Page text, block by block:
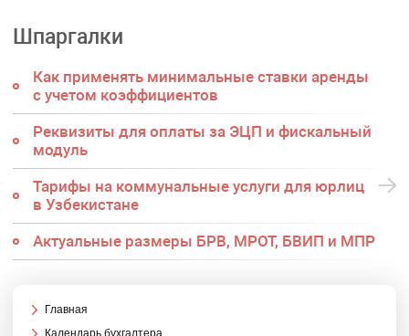
Шпаргалки
Как применять минимальные ставки аренды
с учетом коэффициентов
Реквизиты для оплаты за ЭЦП и фискальный
модуль
Тарифы на коммунальные услуги для юрлиц
в Узбекистане
Актуальные размеры БРВ, МРОТ, БВИП и МПР
Главная